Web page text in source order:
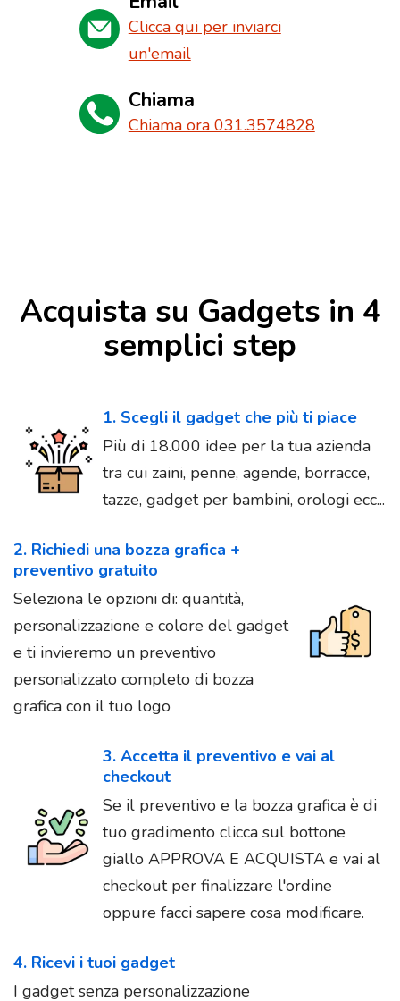
Clicca qui per inviarci
un'email
Chiama
Chiama ora 031.3574828
Acquista su Gadgets in 4
semplici step
1. Scegli il gadget che più ti piace
Più di 18.000 idee per la tua azienda
tra cui zaini, penne, agende, borracce,
tazze, gadget per bambini, orologi ecc...
2. Richiedi una bozza grafica +
preventivo gratuito
Seleziona le opzioni di: quantità,
personalizzazione e colore del gadget
e ti invieremo un preventivo
personalizzato completo di bozza
grafica con il tuo logo
3. Accetta il preventivo e vai al
checkout
Se il preventivo e la bozza grafica è di
tuo gradimento clicca sul bottone
giallo APPROVA E ACQUISTA e vai al
checkout per finalizzare l'ordine
oppure facci sapere cosa modificare.
4. Ricevi i tuoi gadget
I gadget senza personalizzazione